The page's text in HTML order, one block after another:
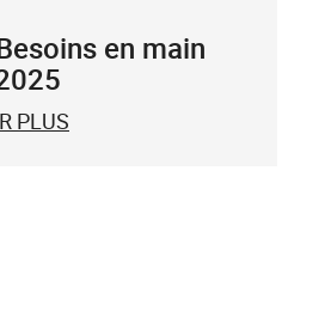
en main
PLUS